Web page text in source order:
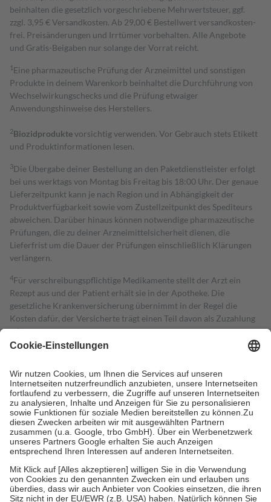
beinhalten die gesetzlich vorgeschriebene Mehrwertsteuer, ggf.
zzgl. 3,95 € Versandkosten. Ab 29,00 € Bestell­wert versand­kosten­
frei. Preisänderungen und Irrtümer vorbehalten. Alle Angebote
und Gratis-Beigaben nur solange der Vorrat reicht.
1 Eine pharmazeutische Prüfung der Arzneimittel und sonstigen
Produkte in deinem Warenkorb beinhaltet die Durchführung von
Wechselwirkungschecks und die Prüfung etwaiger
Anwendungshinweise des Herstellers.
2Biozidproduktevorsichtig verwenden. Vor Gebrauch stets Etikett
und Produktinformationen lesen.
3Die Übergabe deiner Bestellung an den Paketdienstleister erfolgt
bei uns werktags von Montag bis Freitag bis 18:00 Uhr. Der genaue
Lieferzeitpunkt kann je nach Region und in Abhängigkeit der
Produktverfügbarkeit sowie vom Zustellzeitpunkt des Spediteurs
abweichen. Darüber hinaus können notwendige pharmazeutische
Prüfungen, die zu deiner Arzneimittelsicherheit dienen, die
Lieferfrist um die Dauer der Prüfungen einschließlich Klärungen
verlängern.
4Für verschreibungspflichtige Medikamente stellt der Arzt ein
Rezept aus und der Patient erhält sie in der Apotheke. Die
gesetzliche Krankenversicherung übernimmt in der Regel die
Kosten dafür, der Versicherte trägt einen Teil davon als Zuzahlung
mit.
Grundsätzlich leisten Mitglieder Zuzahlungen in Höhe von zehn
höchstens zehn Euro.
Es sind jedoch nie mehr als die tatsächlichen
Kosten der Leistung zu entrichten.
Diese Regeln gelten grundsätzlich auch für Online-Apotheken.
Bei Heilmitteln und häuslicher Krankenpflege beträgt die
Zuzahlung zehn Prozent der Kosten sowie zehn Euro je
Verordnung.
Um das Engagement der Versicherten für ihre eigene Gesundheit zu
stärken und die besondere Stellung der Familie zu unterstützen,
fallenkeine Zuzahlungenan bei:
• Kindern und Jugendlichen bis zum vollendeten 18. Lebensjahr
mit Ausnahme der Fahrkosten